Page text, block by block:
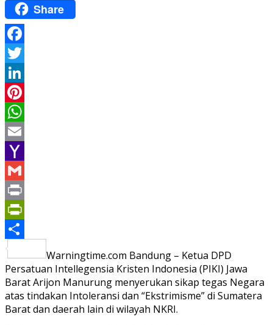
Share
Facebook
Twitter
LinkedIn
Pinterest
WhatsApp
Email
Yahoo
Mail
Gmail
Print
PrintFriendly
Share
Warningtime.com Bandung – Ketua DPD
Persatuan Intellegensia Kristen Indonesia (PIKI) Jawa
Barat Arijon Manurung menyerukan sikap tegas Negara
atas tindakan Intoleransi dan “Ekstrimisme” di Sumatera
Barat dan daerah lain di wilayah NKRI.